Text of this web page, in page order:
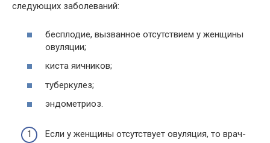
следующих заболеваний:
бесплодие, вызванное отсутствием у женщины
овуляции;
киста яичников;
туберкулез;
эндометриоз.
Если у женщины отсутствует овуляция, то врач-